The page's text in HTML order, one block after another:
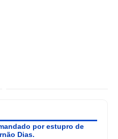
por estupro de
Dias.